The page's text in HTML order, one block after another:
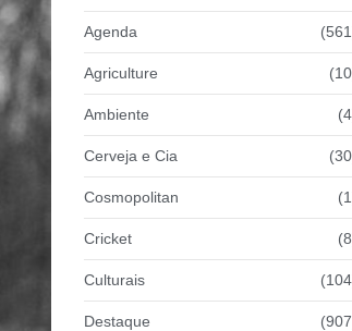
Agenda
Agriculture
Ambiente
Cerveja e Cia
Cosmopolitan
Cricket
Culturais
Destaque